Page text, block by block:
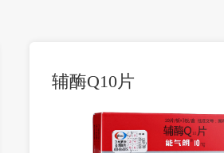
辅酶Q10片